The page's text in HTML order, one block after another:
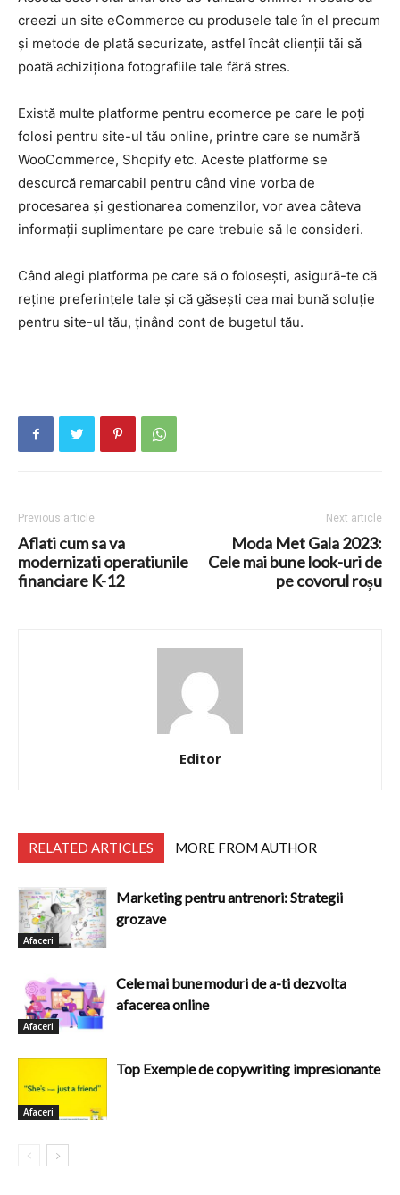
creezi un site eCommerce cu produsele tale în el precum
și metode de plată securizate, astfel încât clienții tăi să
poată achiziționa fotografiile tale fără stres.
Există multe platforme pentru ecomerce pe care le poți
folosi pentru site-ul tău online, printre care se numără
WooCommerce, Shopify etc. Aceste platforme se
descurcă remarcabil pentru când vine vorba de
procesarea și gestionarea comenzilor, vor avea câteva
informații suplimentare pe care trebuie să le consideri.
Când alegi platforma pe care să o folosești, asigură-te că
reține preferințele tale și că găsești cea mai bună soluție
pentru site-ul tău, ținând cont de bugetul tău.
Previous article
Aflati cum sa va
modernizati operatiunile
financiare K-12
Next article
Moda Met Gala 2023:
Cele mai bune look-uri de
pe covorul roșu
Editor
RELATED ARTICLES MORE FROM AUTHOR
Afaceri
Marketing pentru antrenori: Strategii
grozave
Afaceri
Cele mai bune moduri de a-ti dezvolta
afacerea online
Afaceri
Top Exemple de copywriting impresionante